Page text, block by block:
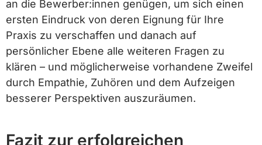
an die Bewerber:innen genügen, um sich einen
ersten Eindruck von deren Eignung für Ihre
Praxis zu verschaffen und danach auf
persönlicher Ebene alle weiteren Fragen zu
klären – und möglicherweise vorhandene Zweifel
durch Empathie, Zuhören und dem Aufzeigen
besserer Perspektiven auszuräumen.
Fazit zur erfolgreichen